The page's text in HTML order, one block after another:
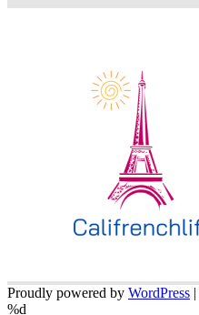
Proudly powered by WordPress |
%d